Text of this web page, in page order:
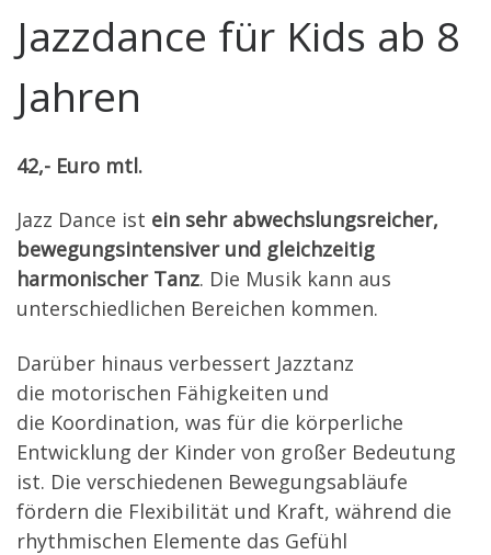
Jazzdance für Kids ab 8
Jahren
42,- Euro mtl.
Jazz Dance ist ein sehr abwechslungsreicher,
bewegungsintensiver und gleichzeitig
harmonischer Tanz. Die Musik kann aus
unterschiedlichen Bereichen kommen.
Darüber hinaus verbessert Jazztanz
die motorischen Fähigkeiten und
die Koordination, was für die körperliche
Entwicklung der Kinder von großer Bedeutung
ist. Die verschiedenen Bewegungsabläufe
fördern die Flexibilität und Kraft, während die
rhythmischen Elemente das Gefühl